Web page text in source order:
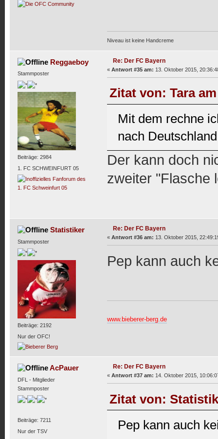
Niveau ist keine Handcreme
Reggaeboy
Stammposter
Beiträge: 2984
1. FC SCHWEINFURT 05
Re: Der FC Bayern
« Antwort #35 am: 13. Oktober 2015,
Zitat von: Tara
Mit dem rechne
nach
Der kann doch
zweiter "Flasche
Statistiker
Stammposter
Beiträge: 2192
Nur der OFC!
Re: Der FC Bayern
« Antwort #36 am: 13. Oktober 2015,
Pep kann auch
www.bieberer-berg.de
AcPauer
DFL - Mitglieder
Stammposter
Beiträge: 7211
Nur der TSV
Re: Der FC Bayern
« Antwort #37 am: 14. Oktober 2015,
Zitat von:
Pep kann auch